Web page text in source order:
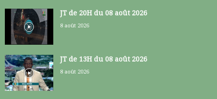
JT de 20H du 08 août 2026
8 août 2026
JT de 13H du 08 août 2026
8 août 2026